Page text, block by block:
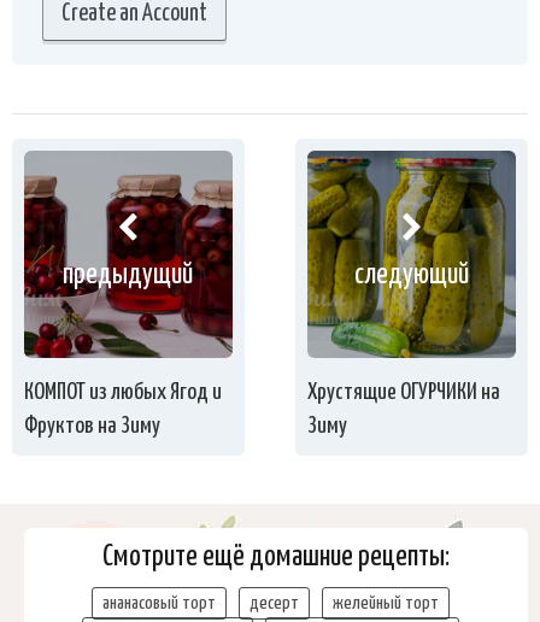
Create an Account
предыдущий
КОМПОТ из любых Ягод и
Фруктов на Зиму
следующий
Хрустящие ОГУРЧИКИ на
Зиму
Смотрите ещё домашние рецепты:
ананасовый торт десерт
желейный торт